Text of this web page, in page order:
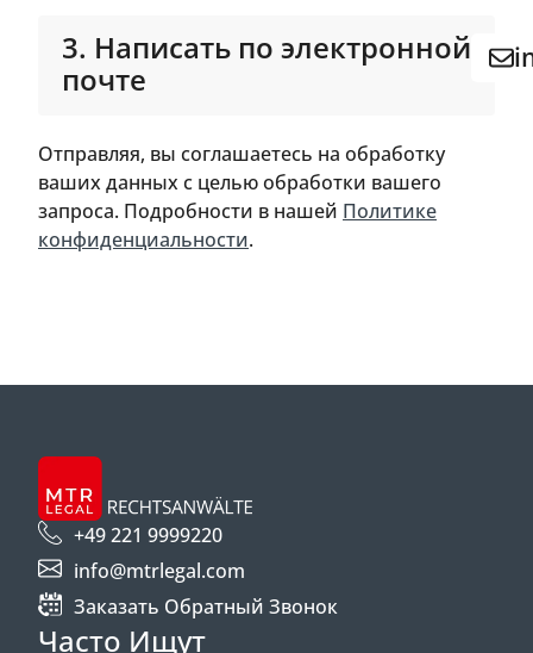
3. Написать по электронной
почте
Отправляя, вы соглашаетесь на обработку
ваших данных с целью обработки вашего
запроса. Подробности в нашей Политике
конфиденциальности.
+49 221 9999220
info@mtrlegal.com
Заказать Обратный Звонок
Часто Ищут